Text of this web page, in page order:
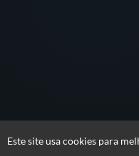
Este site usa cookies para